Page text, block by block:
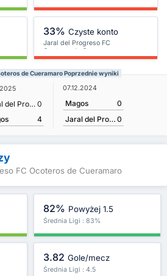
33% Czyste konto
Jaral del Progreso FC
Ocoteros de Cueramaro
de Cueramaro Poprzednie wyniki
Jaral del Progreso FC Ocoteros de Cueramaro 0
4
07.12.2024
Magos
0
Jaral del Progreso FC Ocoteros de Cueramaro 0
FC Ocoteros de Cueramaro
82% Powyżej 1.5
Średnia Ligi : 83%
3.82 Gole/mecz
Średnia Ligi : 4.5